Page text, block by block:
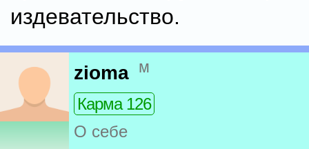
издевательство.
zioma м
Карма 126
О себе